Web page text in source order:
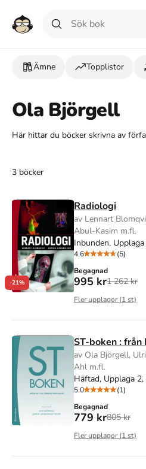
Ämne Topplistor
Ola Björgell
Här hittar du böcker skrivna av
3 böcker
-21%
Radiologi
av Lennart
Abul-Kasim m.fl.
Inbunden,
4.6
(5)
Begagnad
995 kr1 262 kr
Fler upplagor (1st)
ST-boken :
av Ola Björgell,
Ahl m.fl.
Häftad, Upplaga
5.0
(1)
Begagnad
779 kr805 kr
Fler upplagor (1st)